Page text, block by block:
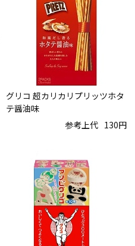
グリコ 超カリカリプリッツホタ
テ醤油味
参考上代 130円